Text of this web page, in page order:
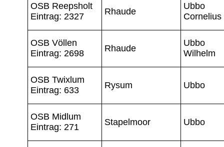
OSB Reepsholt
Eintrag: 2327
Rhaude
Ubbo
Cornelius
OSB Völlen
Eintrag: 2698
Rhaude
Ubbo
Wilhelm
OSB Twixlum
Eintrag: 633
Rysum Ubbo
OSB Midlum
Eintrag: 271
Stapelmoor Ubbo